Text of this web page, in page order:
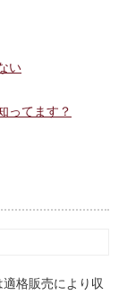
い
ってます？
格販売により収